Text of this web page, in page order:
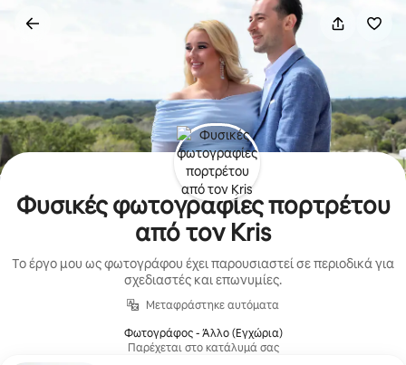
Φυσικές φωτογραφίες πορτρέτου
από τον Kris
Το έργο μου ως φωτογράφου έχει παρουσιαστεί σε περιοδικά για
σχεδιαστές και επωνυμίες.
Μεταφράστηκε αυτόματα
Φωτογράφος - Άλλο (Εγχώρια)
Παρέχεται στο κατάλυμά σας